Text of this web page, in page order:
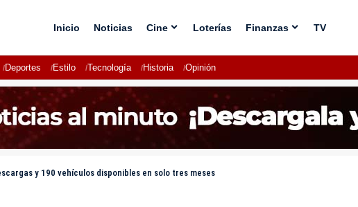
Inicio Noticias Cine Loterías Finanzas TV
Deportes Estilo Tecnología Historia Opinión
y 190 vehículos disponibles en solo tres meses